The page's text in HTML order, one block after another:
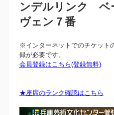
ンデルリンク ベ
ヴェン７番
※インターネットでのチケット
録が必要です。
会員登録はこちら(登録無料)
★座席のランク確認はこちら